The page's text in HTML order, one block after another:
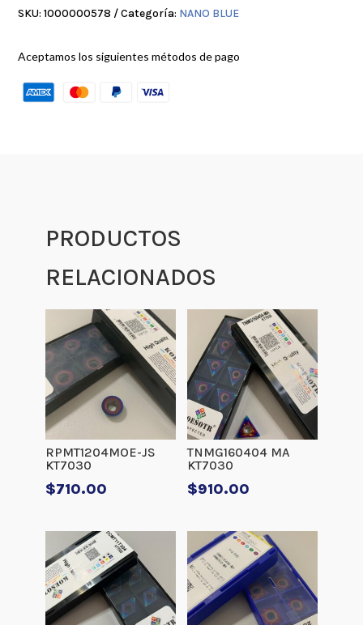
SKU:1000000578 Categoría: NANO BLUE
Aceptamos los siguientes métodos de pago
PRODUCTOS
RELACIONADOS
RPMT1204MOE-JS
KT7030
$710.00
TNMG160404 MA
KT7030
$910.00